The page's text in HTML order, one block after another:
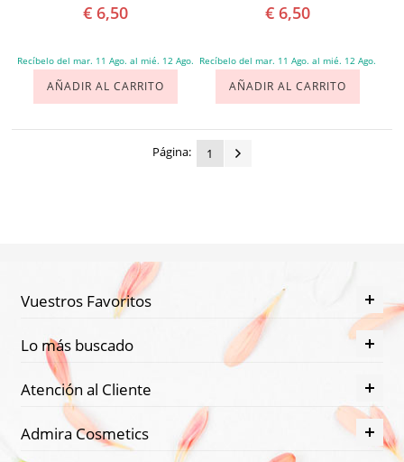
€ 6,50
Recíbelo del mar. 11 Ago. al mié. 12 Ago.
AÑADIR AL CARRITO
€ 6,50
Recíbelo del mar. 11 Ago. al mié. 12 Ago.
AÑADIR AL CARRITO
Página: 1
Vuestros Favoritos
Lo más buscado
Atención al Cliente
Admira Cosmetics